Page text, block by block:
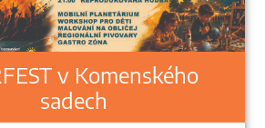
v Komenského
sadech